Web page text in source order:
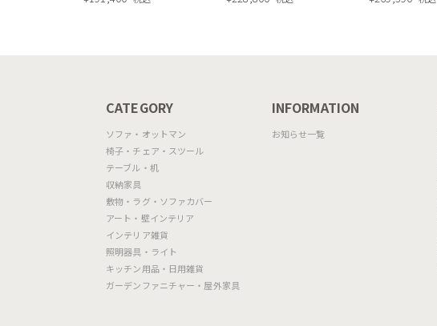
CATEGORY
ソファ・オットマン
椅子・チェア・スツール
テーブル・机
収納家具
敷物・ラグ・ソファカバー
アート・壁インテリア
インテリア雑貨
照明器具・ライト
キッチン用品・日用雑貨
ガーデンファニチャー・屋外家具
INFORMATION
お知らせ一覧